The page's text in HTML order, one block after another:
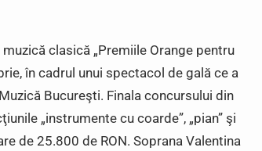
clasică „Premiile Orange pentru
în cadrul unui spectacol de gală ce a
Bucureşti. Finala concursului din
„instrumente cu coarde”, „pian” şi
de 25.800 de RON. Soprana Valentina